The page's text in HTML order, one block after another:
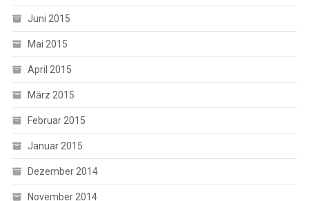
Juni 2015
Mai 2015
April 2015
März 2015
Februar 2015
Januar 2015
Dezember 2014
November 2014